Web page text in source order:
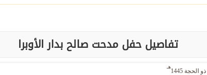
تفاصيل حفل مدحت صالح بدار الأوبرا
هـ